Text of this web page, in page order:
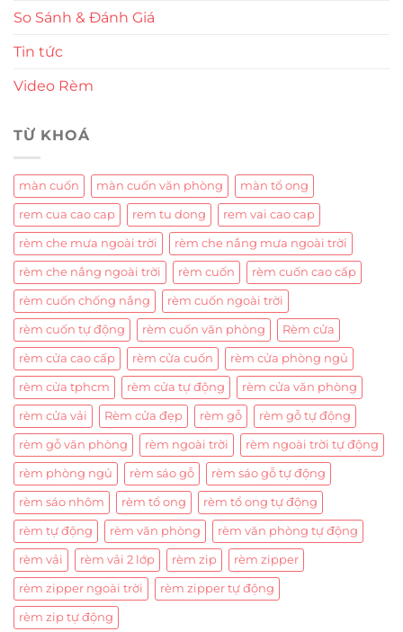
So Sánh & Đánh Giá
Tin tức
Video Rèm
TỪ KHOÁ
màn cuốn màn cuốn văn phòng màn tổ ong
rem cua cao cap rem tu dong rem vai cao cap
rèm che mưa ngoài trời rèm che nắng mưa ngoài trời
rèm che nắng ngoài trời rèm cuốn rèm cuốn cao cấp
rèm cuốn chống nắng rèm cuốn ngoài trời
rèm cuốn tự động rèm cuốn văn phòng Rèm cửa
rèm cửa cao cấp rèm cửa cuốn rèm cửa phòng ngủ
rèm cửa tphcm rèm cửa tự động rèm cửa văn phòng
rèm cửa vải Rèm cửa đẹp rèm gỗ rèm gỗ tự động
rèm gỗ văn phòng rèm ngoài trời rèm ngoài trời tự động
rèm phòng ngủ rèm sáo gỗ rèm sáo gỗ tự động
rèm sáo nhôm rèm tổ ong rèm tổ ong tự động
rèm tự động rèm văn phòng rèm văn phòng tự động
rèm vải rèm vải 2 lớp rèm zip rèm zipper
rèm zipper ngoài trời rèm zipper tự động
rèm zip tự động